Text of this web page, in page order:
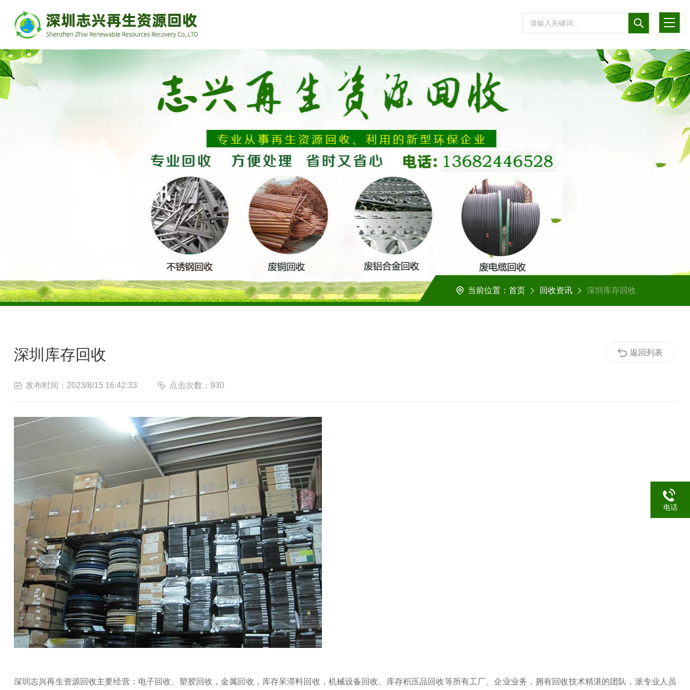
回收资讯
当前位置： 首页 回收资讯 深圳库存回收
深圳库存回收
发布时间：2023/8/15 16:42:33 点击次数：930
深圳志兴再生资源回收主要经营：电子回收、塑胶回收，金属回收，库存呆滞料回收，机械设备回收、库存积压品回收等所有工厂、企业业务，拥有回收技术精湛的团队，派专业人员
返回列表
电话